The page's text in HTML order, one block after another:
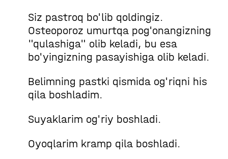
Siz pastroq bo'lib qoldingiz.
Osteoporoz umurtqa pog'onangizning
"qulashiga" olib keladi, bu esa
bo'yingizning pasayishiga olib keladi.
Belimning pastki qismida og'riqni his
qila boshladim.
Suyaklarim og'riy boshladi.
Oyoqlarim kramp qila boshladi.